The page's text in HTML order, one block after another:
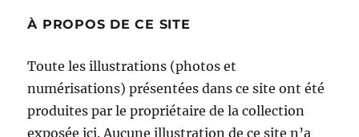
À PROPOS DE CE SITE
Toute les illustrations (photos et
numérisations) présentées dans ce site ont été
produites par le propriétaire de la collection
exposée ici. Aucune illustration de ce site n’a